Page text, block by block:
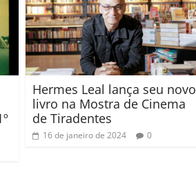
Hermes Leal lança seu novo
livro na Mostra de Cinema
de Tiradentes
16 de janeiro de 2024 0